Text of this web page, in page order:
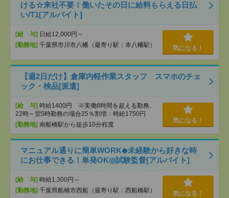
ける☆来社不要！働いたその日に給料もらえる日払
い/T1[アルバイト]
[給 与] 日給12,000円～
[勤務地] 千葉県市川市八幡（最寄り駅：本八幡駅） 気になる！
【週2日だけ】倉庫内軽作業スタッフ スマホのチェ
ック・検品[派遣]
[給 与] 時給1400円 ※実働8時間を超える勤務、
22時～翌5時勤務の場合25％割増：時給1750円
[勤務地] 南船橋駅から徒歩10分程度
気になる！
マニュアル通りに簡単WORK◆未経験から好きな時
にお仕事できる！単発OK◎試験監督[アルバイト]
[給 与] 時給1,300円～
[勤務地] 千葉県船橋市西船（最寄り駅：西船橋駅） 気になる！